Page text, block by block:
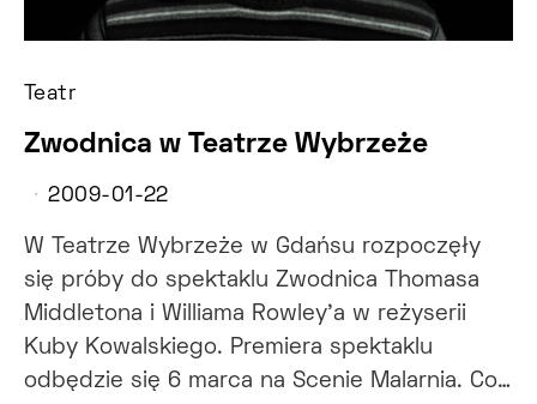
Teatr
Zwodnica w Teatrze Wybrzeże
2009-01-22
W Teatrze Wybrzeże w Gdańsu rozpoczęły
się próby do spektaklu Zwodnica Thomasa
Middletona i Williama Rowley’a w reżyserii
Kuby Kowalskiego. Premiera spektaklu
odbędzie się 6 marca na Scenie Malarnia. Co…